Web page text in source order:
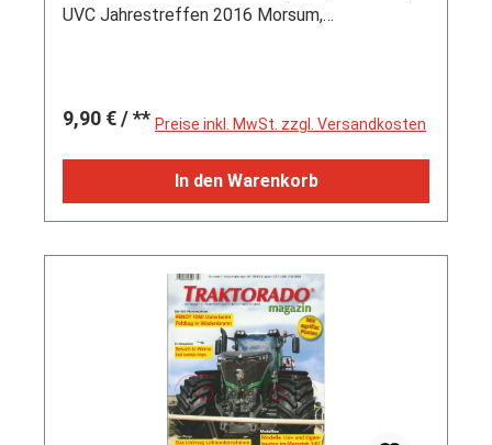
UVC Jahrestreffen 2016 Morsum,
auf der Insel Neuwerk
Regulärer Preis:
9,90 €/ ** Preise inkl. MwSt. zzgl. Versandkosten
In den Warenkorb